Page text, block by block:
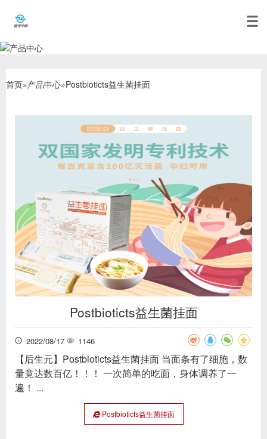
首页»产品中心»Postbioticts益生菌挂面
Postbioticts益生菌挂面
2022/08/17 1146
【后生元】Postbioticts益生菌挂面 当面条有了细胞，数
量竟达数百亿！！！ 一次简单的吃面，身体调养了一
遍！ ...
Postbioticts益生菌挂面